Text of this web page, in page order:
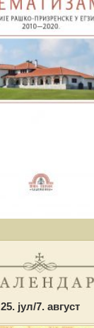
25. јул/7. август